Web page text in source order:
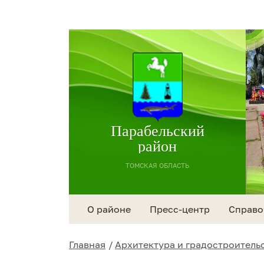
Парабельский
район
ТОМСКАЯ ОБЛАСТЬ
О районе Пресс-центр
Главная Архитектура и